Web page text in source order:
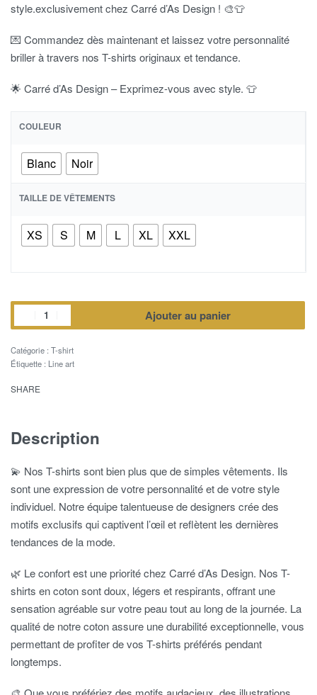
style.exclusivement chez Carré d’As Design ! 🎨👕
💌 Commandez dès maintenant et laissez votre personnalité
briller à travers nos T-shirts originaux et tendance.
🌟 Carré d’As Design – Exprimez-vous avec style. 👕
COULEUR
Blanc Noir
TAILLE DE VÊTEMENTS
XS S M L XL XXL
Ajouter au panier
Catégorie : T-shirt
Étiquette : Line art
SHARE
Description
💫 Nos T-shirts sont bien plus que de simples vêtements. Ils
sont une expression de votre personnalité et de votre style
individuel. Notre équipe talentueuse de designers crée des
motifs exclusifs qui captivent l’œil et reflètent les dernières
tendances de la mode.
🌿 Le confort est une priorité chez Carré d’As Design. Nos T-
shirts en coton sont doux, légers et respirants, offrant une
sensation agréable sur votre peau tout au long de la journée. La
qualité de notre coton assure une durabilité exceptionnelle, vous
permettant de profiter de vos T-shirts préférés pendant
longtemps.